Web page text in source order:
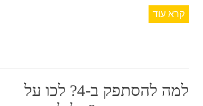
קרא עוד
למה להסתפק ב-4? לכו על